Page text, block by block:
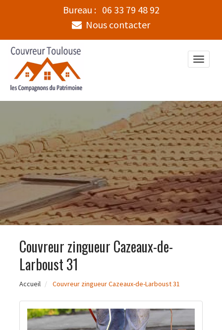
Bureau : 06 33 79 48 92
Nous contacter
Toggle
Couvreur zingueur Cazeaux-de-
Larboust 31
Accueil Couvreur zingueur Cazeaux-de-Larboust 31